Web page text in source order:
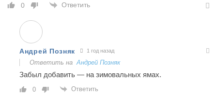
0 Ответить
Андрей Позняк 1 год назад
Ответить на Андрей Позняк
Забыл добавить — на зимовальных ямах.
0 Ответить